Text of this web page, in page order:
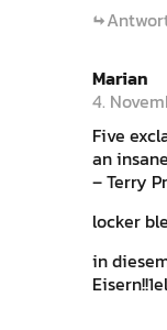
Marian
4.
Five
an
– Terry
locker
in